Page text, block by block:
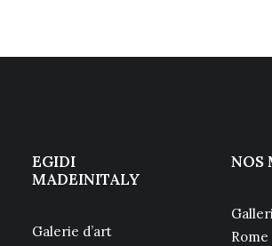
EGIDI
MADEINITALY
Galerie d’art
NOS
Rome